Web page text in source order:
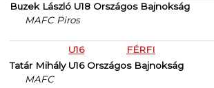
Buzek László U18 Országos Bajnokság
MAFC Piros
U16
FÉRFI
Tatár Mihály U16 Országos Bajnokság
MAFC